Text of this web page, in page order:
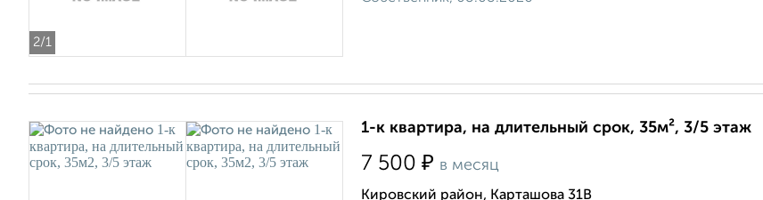
2/1
1-к квартира, на длительный срок, 35м², 3/5 этаж
7 500 ₽ в месяц
Кировский район, Карташова 31В